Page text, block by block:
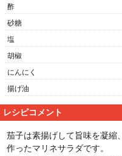
酢
砂糖
塩
胡椒
にんにく
揚げ油
レシピコメント
茄子は素揚げして旨味を凝縮
作ったマリネサラダです。